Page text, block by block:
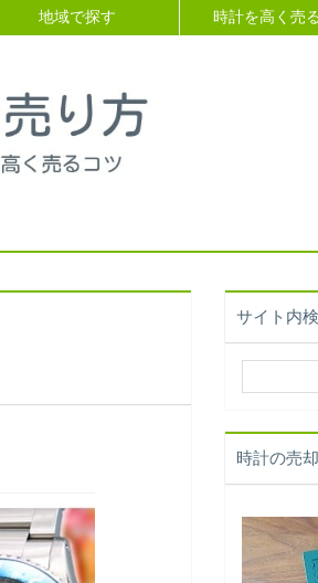
地域で探す 時計を高く売
サイト内
時計の売